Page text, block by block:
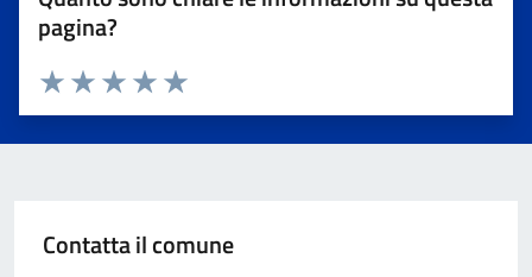
pagina?
Valuta 5 stelle su 5
Valuta 4 stelle su 5
Valuta 3 stelle su 5
Valuta 2 stelle su 5
Valuta 1 stelle su 5
Contatta il comune